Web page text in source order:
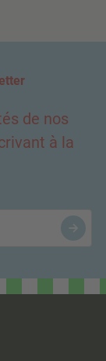
de nos
à la